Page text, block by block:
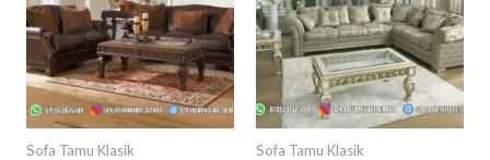
Sofa Tamu Klasik Sofa Tamu Klasik